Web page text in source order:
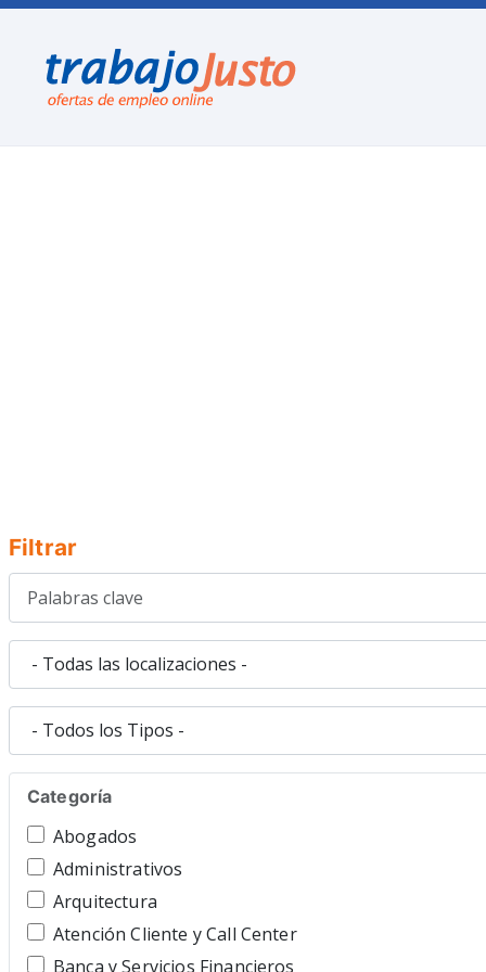
Filtrar
Categoría
Abogados
Administrativos
Arquitectura
Atención Cliente y Call Center
Banca y Servicios Financieros